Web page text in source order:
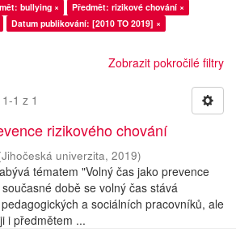
bullying ×
Předmět: rizikové chování ×
Datum publikování: [2010 TO 2019] ×
Zobrazit pokročilé filtry
1 z 1
rizikového chování
Jihočeská univerzita, 2019)
tématem "Volný čas jako prevence
době se volný čas stává
a sociálních pracovníků, ale
i předmětem ...